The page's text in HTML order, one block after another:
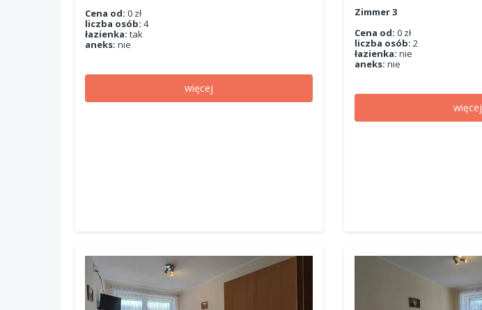
Cena od: 0 zł
liczba osób: 4
łazienka: tak
aneks: nie
więcej
Zimmer 3
Cena od: 0 zł
liczba osób: 2
łazienka: nie
aneks: nie
więcej